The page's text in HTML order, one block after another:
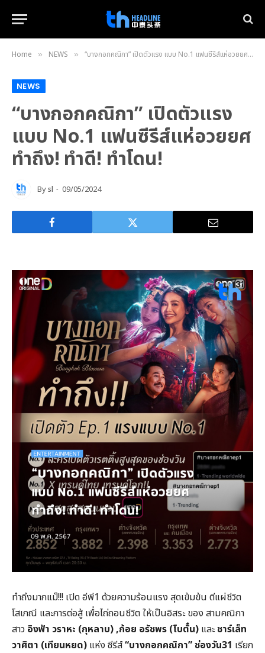
Home » NEWS » “บางกอกคณิกา” เปิดตัวแรง แบบ No.1 แฟนซีรีส์แห่อวยยศ ทำถึง! ทำดี! ทำโดน!
NEWS
“บางกอกคณิกา” เปิดตัวแรง
แบบ No.1 แฟนซีรีส์แห่อวยยศ
ทำถึง! ทำดี! ทำโดน!
Bysl 09/05/2024
ทำถึงมากแม๊!!! เปิด อีพี1 ด้วยความร้อนแรง สุดเข้มข้น ตีแผ่ชีวิต
โสเภณี และการต่อสู้ เพื่อไถ่ถอนชีวิต ให้เป็นอิสระ ของ สามคณิกา
สาว อิงฟ้า วราหะ (กุหลาบ) ,ก้อย อรัชพร (โบตั๋น) และชาร์เล็ท
วาศิตา (เทียนหยด) แห่ง ซีรีส์“บางกอกคณิกา” ช่องวัน31 เรียก